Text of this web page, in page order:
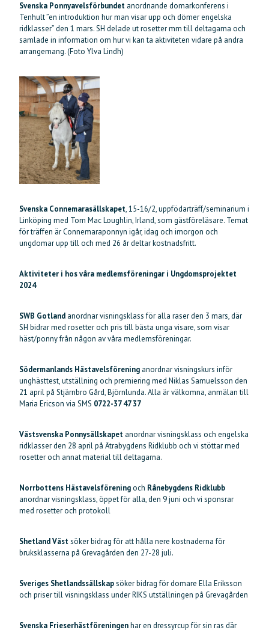
Svenska Ponnyavelsförbundet anordnande domarkonferens i
Tenhult ”en introduktion hur man visar upp och dömer engelska
ridklasser” den 1 mars. SH delade ut rosetter mm till deltagarna och
samlade in information om hur vi kan ta aktiviteten vidare på andra
arrangemang. (Foto Ylva Lindh)
Svenska Connemarasällskapet, 15-16/2, uppfödarträff/seminarium i
Linköping med Tom Mac Loughlin, Irland, som gästföreläsare. Temat
för träffen är Connemaraponnyn igår, idag och imorgon och
ungdomar upp till och med 26 år deltar kostnadsfritt.
Aktiviteter i hos våra medlemsföreningar i Ungdomsprojektet
2024
SWB Gotland anordnar visningsklass för alla raser den 3 mars, där
SH bidrar med rosetter och pris till bästa unga visare, som visar
häst/ponny från någon av våra medlemsföreningar.
Södermanlands Hästavelsförening anordnar visningskurs inför
unghästtest, utställning och premiering med Niklas Samuelsson den
21 april på Stjärnbro Gård, Björnlunda. Alla är välkomna, anmälan till
Maria Ericson via SMS 0722-37 47 37
Västsvenska Ponnysällskapet anordnar visningsklass och engelska
ridklasser den 28 april på Ätrabygdens Ridklubb och vi stöttar med
rosetter och annat material till deltagarna.
Norrbottens Hästavelsföreningoch Rånebygdens Ridklubb
anordnar visningsklass, öppet för alla, den 9 juni och vi sponsrar
med rosetter och protokoll
Shetland Västsöker bidrag för att hålla nere kostnaderna för
bruksklasserna på Grevagården den 27-28 juli.
Sveriges Shetlandssällskapsöker bidrag för domare Ella Eriksson
och priser till visningsklass under RIKS utställningen på Grevagården
Svenska Frieserhästföreningenhar en dressyrcup för sin ras där